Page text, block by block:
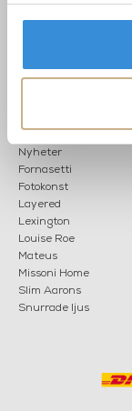
KATEGORIER
Nyheter
Fornasetti
Fotokonst
Layered
Lexington
Louise Roe
Mateus
Missoni Home
Slim Aarons
Snurrade ljus